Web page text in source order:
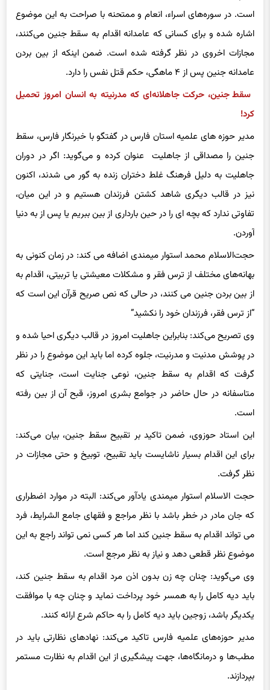
است. در سوره‌های اسراء، انعام و ممتحنه با صراحت به این موضوع
اشاره شده و برای کسانی که عامدانه اقدام به سقط جنین می‌کنند،
مجازات اخروی در نظر گرفته شده است. ضمن اینکه از بین بردن
عامدانه جنین پس از ۴ ماهگی، حکم قتل نفس را دارد.
سقط جنین، حرکت جاهلانه‌ای که مدرنیته به انسان امروز تحمیل
کرد!
مدیر حوزه های علمیه استان فارس در گفتگو با خبرنگار فارس، سقط
جنین را مصداقی از جاهلیت عنوان کرده و می‌گوید: اگر در دوران
جاهلیت به دلیل فرهنگ غلط دختران زنده به گور می شدند، اکنون
نیز در قالب دیگری شاهد کشتن فرزندان هستیم و در این میان،
تفاوتی ندارد که بچه ای را در حین بارداری از بین ببریم یا پس از به دنیا
آوردن.
حجت‌الاسلام محمد استوار میمندی اضافه می کند: در زمان کنونی به
بهانه‌های مختلف از ترس فقر و مشکلات معیشتی یا تربیتی، اقدام به
از بین بردن جنین می کنند، در حالی که نص صریح قرآن این است که
“از ترس فقر، فرزندان خود را نکشید”
وی تصریح می‌کند: بنابراین جاهلیت امروز در قالب دیگری احیا شده و
در پوشش مدنیت و مدرنیت، جلوه کرده اما باید این موضوع را در نظر
گرفت که اقدام به سقط جنین، نوعی جنایت است، جنایتی که
متاسفانه در حال حاضر در جوامع بشری امروز، قبح آن از بین رفته
است.
این استاد حوزوی، ضمن تاکید بر تقبیح سقط جنین، بیان می‌کند:
برای این اقدام بسیار ناشایست باید تقبیح، توبیخ و حتی مجازات در
نظر گرفت.
حجت الاسلام استوار میمندی یادآور می‌کند: البته در موارد اضطراری
که جان مادر در خطر باشد با نظر مراجع و فقهای جامع الشرایط، فرد
می تواند اقدام به سقط جنین کند اما هر کسی نمی تواند راجع به این
موضوع نظر قطعی دهد و نیاز به نظر مرجع است.
وی می‌گوید: چنان چه زن بدون اذن مرد اقدام به سقط جنین کند،
باید دیه کامل را به همسر خود پرداخت نماید و چنان چه با موافقت
یکدیگر باشد، زوجین باید دیه کامل را به حاکم شرع ارائه کنند.
مدیر حوزه‌های علمیه فارس تاکید می‌کند: نهادهای نظارتی باید در
مطب‌ها و درمانگاه‌ها، جهت پیشگیری از این اقدام به نظارت مستمر
بپردازند.